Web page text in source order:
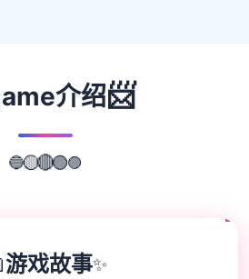
介绍📨
🔵🟡🔴🟢🟣
游戏故事✨